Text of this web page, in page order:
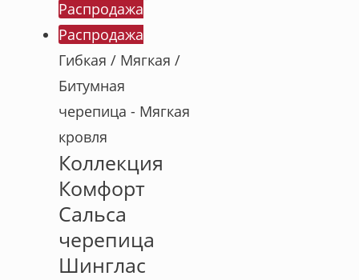
Распродажа
Распродажа
Гибкая / Мягкая /
Битумная
черепица - Мягкая
кровля
Коллекция
Комфорт
Сальса
черепица
Шинглас